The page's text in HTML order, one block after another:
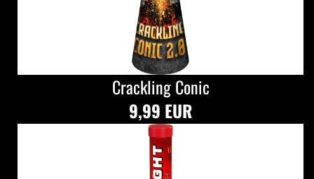
Crackling Conic
9,99 EUR